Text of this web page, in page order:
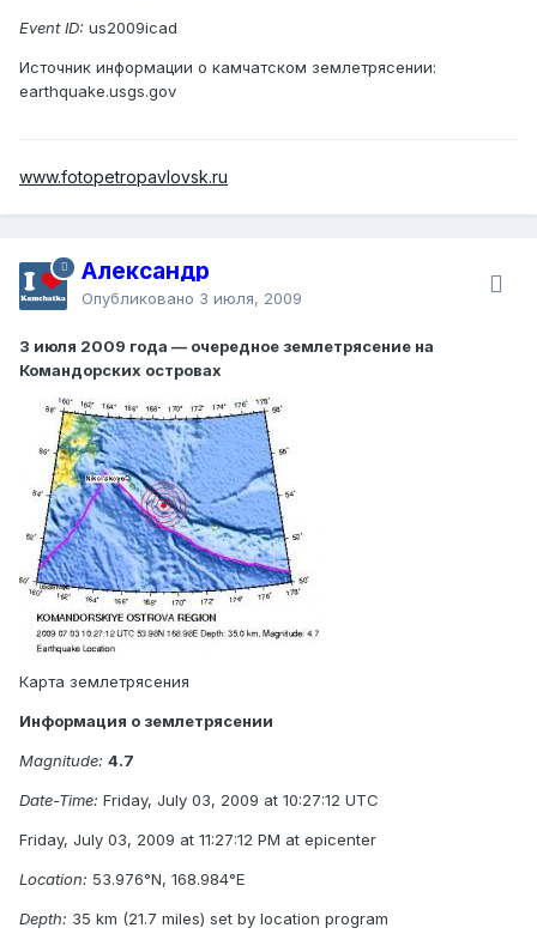
Event ID: us2009icad
Источник информации о камчатском землетрясении:
earthquake.usgs.gov
www.fotopetropavlovsk.ru
Александр
Опубликовано 3 июля, 2009
3 июля 2009 года — очередное землетрясение на
Командорских островах
Карта землетрясения
Информация о землетрясении
Magnitude: 4.7
Date-Time: Friday, July 03, 2009 at 10:27:12 UTC
Friday, July 03, 2009 at 11:27:12 PM at epicenter
Location: 53.976°N, 168.984°E
Depth: 35 km (21.7 miles) set by location program